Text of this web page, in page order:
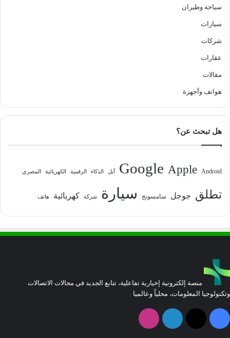
سياحة وطيران
سيارات
شركات
عقارات
مقالات
هواتف وأجهزة
هل تبحث عن؟
Android
Apple
Google آبل الذكاء الرقمية الكهربائية المصري
تطلق جوجل سامسونج سيارة شركة كهربائية هاتف
منصة إلكترونية إخبارية تفاعلية، تتابع الجديد في مجالات الاتصالات
وتكنولوجيا المعلومات، محلياً وعالميا
فيسبوك
‫X لينكدإن انستقرام